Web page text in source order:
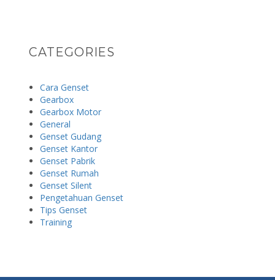
CATEGORIES
Cara Genset
Gearbox
Gearbox Motor
General
Genset Gudang
Genset Kantor
Genset Pabrik
Genset Rumah
Genset Silent
Pengetahuan Genset
Tips Genset
Training